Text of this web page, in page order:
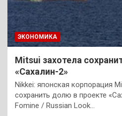
ЭКОНОМИКА
Mitsui захотела
«Сахалин-2»
Nikkei: японская корпорация
сохранить долю в проекте
Fomine / Russian Look…